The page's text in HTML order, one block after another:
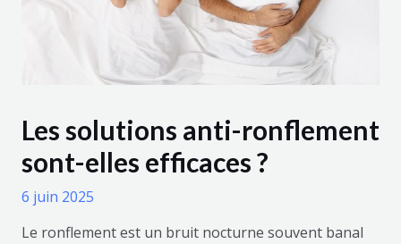
Les solutions anti-ronflement
sont-elles efficaces ?
6 juin 2025
Le ronflement est un bruit nocturne souvent banal